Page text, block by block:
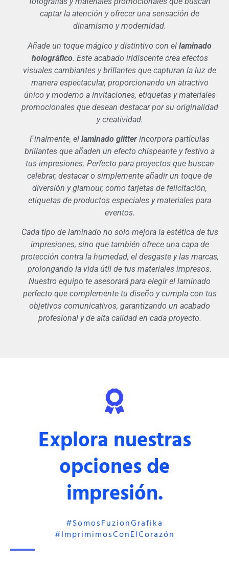
captar la atención y ofrecer una sensación de
dinamismo y modernidad.
Añade un toque mágico y distintivo con el laminado
holográfico. Este acabado iridiscente crea efectos
visuales cambiantes y brillantes que capturan la luz de
manera espectacular, proporcionando un atractivo
único y moderno a invitaciones, etiquetas y materiales
promocionales que desean destacar por su originalidad
y creatividad.
Finalmente, el laminado glitter incorpora partículas
brillantes que añaden un efecto chispeante y festivo a
tus impresiones. Perfecto para proyectos que buscan
celebrar, destacar o simplemente añadir un toque de
diversión y glamour, como tarjetas de felicitación,
etiquetas de productos especiales y materiales para
eventos.
Cada tipo de laminado no solo mejora la estética de tus
impresiones, sino que también ofrece una capa de
protección contra la humedad, el desgaste y las marcas,
prolongando la vida útil de tus materiales impresos.
Nuestro equipo te asesorará para elegir el laminado
perfecto que complemente tu diseño y cumpla con tus
objetivos comunicativos, garantizando un acabado
profesional y de alta calidad en cada proyecto.
Explora nuestras
opciones de
impresión.
#somosFuzionGrafika
#imprimimosConElCorazón